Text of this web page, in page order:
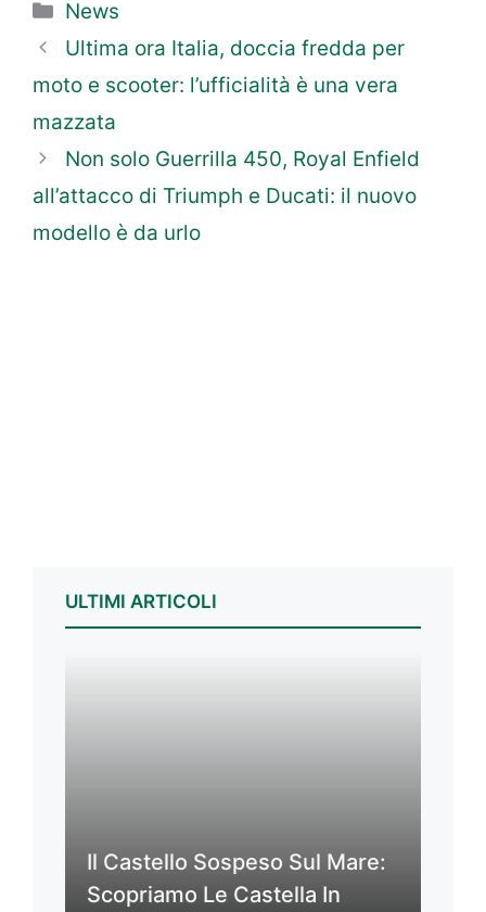
Categorie
News
Ultima ora Italia, doccia fredda per
moto e scooter: l’ufficialità è una vera
mazzata
Non solo Guerrilla 450, Royal Enfield
all’attacco di Triumph e Ducati: il nuovo
modello è da urlo
ULTIMI ARTICOLI
Il Castello Sospeso Sul Mare:
Scopriamo Le Castella In